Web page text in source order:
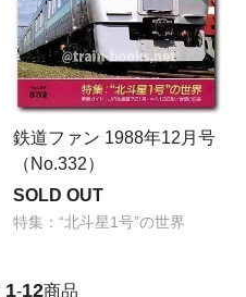
鉄道ファン 1988年12月号
（No.332）
SOLD OUT
特集：“北斗星1号”の世界
1-12商品